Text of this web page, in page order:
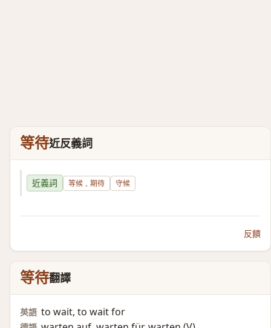
等待近反義詞
近義詞 等候﹑期待 守候
反饋
等待翻譯
英語 to wait, to wait for